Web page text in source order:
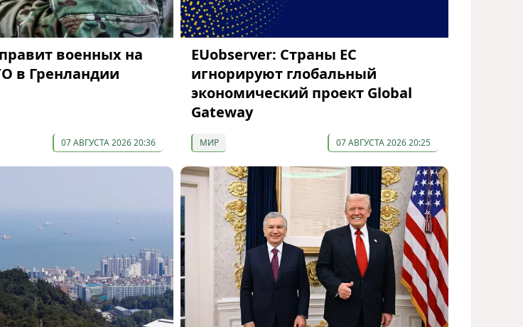
военных на
в Гренландии
07 АВГУСТА 2026 20:36
EUobserver: Страны ЕС
игнорируют глобальный
экономический проект Global
Gateway
МИР 07 АВГУСТА 2026 20:25